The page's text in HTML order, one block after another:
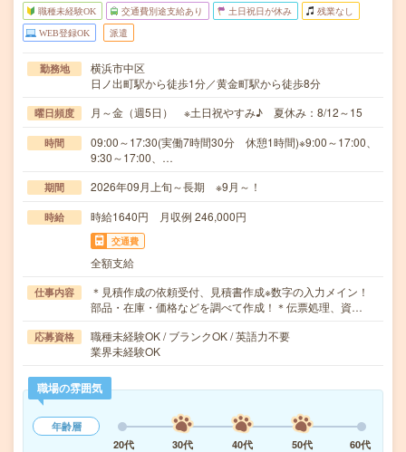
職種未経験OK 交通費別途支給あり 土日祝日が休み 残業なし
WEB登録OK 派遣
勤務地
横浜市中区
日ノ出町駅から徒歩1分／黄金町駅から徒歩8分
曜日頻度 月～金（週5日） ※土日祝やすみ♪ 夏休み：8/12～15
時間
09:00～17:30(実働7時間30分 休憩1時間)※9:00～17:00、
9:30～17:00、…
期間 2026年09月上旬～長期 ※9月～！
時給 時給1640円 月収例 246,000円
交通費
全額支給
仕事内容
＊見積作成の依頼受付、見積書作成※数字の入力メイン！
部品・在庫・価格などを調べて作成！＊伝票処理、資…
応募資格
職種未経験OK / ブランクOK / 英語力不要
業界未経験OK
職場の雰囲気
年齢層
20代
30代 40代 50代
60代